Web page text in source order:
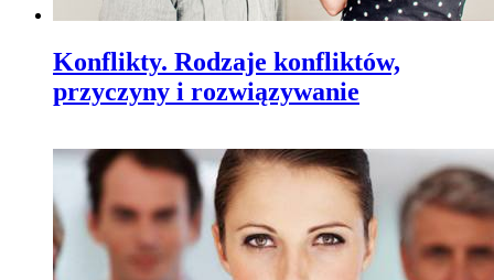
Konflikty. Rodzaje konfliktów,
przyczyny i rozwiązywanie